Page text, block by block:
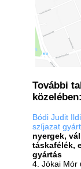
További
közelében:
Bódi Judit
szíjazat
nyergek,
táskafélék,
gyártás
4. Jókai Mór